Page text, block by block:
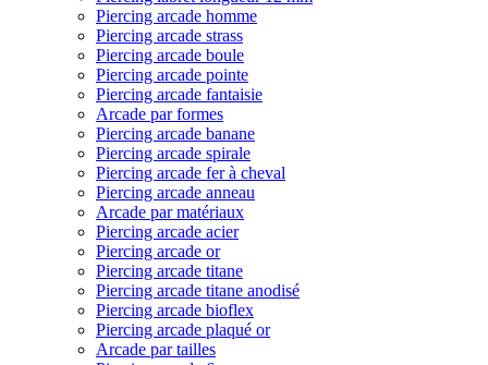
Piercing arcade homme
Piercing arcade strass
Piercing arcade boule
Piercing arcade pointe
Piercing arcade fantaisie
Arcade par formes
Piercing arcade banane
Piercing arcade spirale
Piercing arcade fer à cheval
Piercing arcade anneau
Arcade par matériaux
Piercing arcade acier
Piercing arcade or
Piercing arcade titane
Piercing arcade titane anodisé
Piercing arcade bioflex
Piercing arcade plaqué or
Arcade par tailles